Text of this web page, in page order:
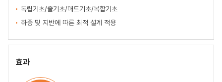
독립기초/줄기초/매트기초/복합기초
하중 및 지반에 따른 최적 설계 적용
효과